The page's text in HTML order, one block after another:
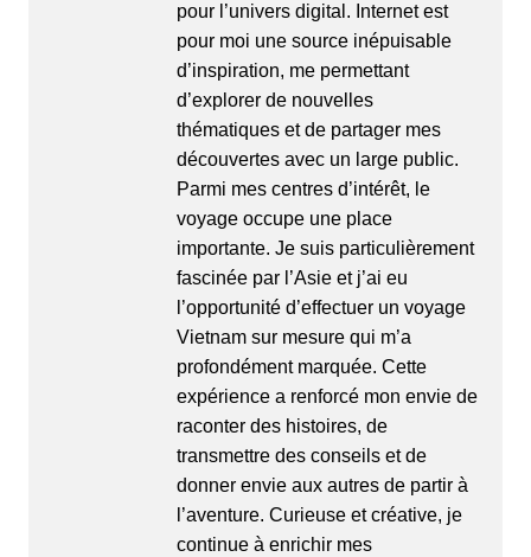
pour l’univers digital. Internet est
pour moi une source inépuisable
d’inspiration, me permettant
d’explorer de nouvelles
thématiques et de partager mes
découvertes avec un large public.
Parmi mes centres d’intérêt, le
voyage occupe une place
importante. Je suis particulièrement
fascinée par l’Asie et j’ai eu
l’opportunité d’effectuer un voyage
Vietnamsur mesure qui m’a
profondément marquée. Cette
expérience a renforcé mon envie de
raconter des histoires, de
transmettre des conseils et de
donner envie aux autres de partir à
l’aventure. Curieuse et créative, je
continue à enrichir mes